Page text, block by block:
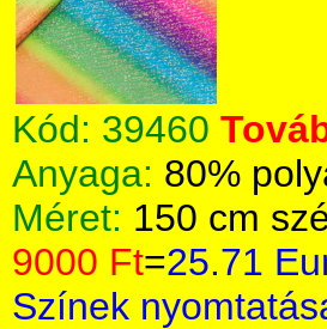
Kód: 39460
Anyaga: 80%
Méret: 150 cm
9000 Ft=25.71
Színek